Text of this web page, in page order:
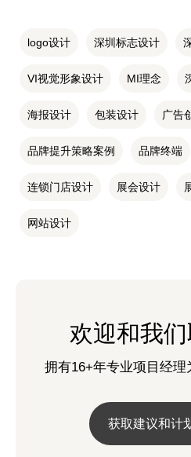
logo设计 深圳标志设计
VI视觉形象设计 MI理念
海报设计 包装设计 广告
品牌提升策略案例 品牌终端
连锁门店设计 展会设计
网站设计
欢迎和我
拥有16+年专业项目经理
获取建议和计